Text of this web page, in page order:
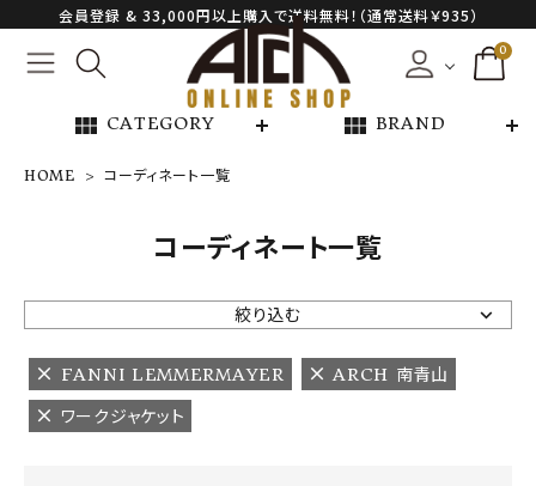
会員登録 & 33,000円以上購入で送料無料！（通常送料￥935）
0
view_module CATEGORY view_module BRAND
NEW ARRIVAL
ARCH EXCLUSIVE
BRAND
CATEGORY
HOME コーディネート一覧
コーディネート一覧
絞り込む
FANNI LEMMERMAYER
ARCH 南青山
ワークジャケット